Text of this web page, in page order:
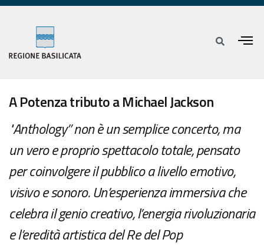
A Potenza tributo a Michael Jackson
"Anthology” non è un semplice concerto, ma
un vero e proprio spettacolo totale, pensato
per coinvolgere il pubblico a livello emotivo,
visivo e sonoro. Un’esperienza immersiva che
celebra il genio creativo, l’energia rivoluzionaria
e l’eredità artistica del Re del Pop